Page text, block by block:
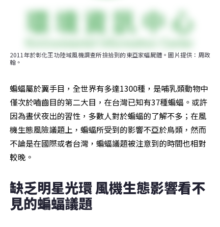
2011年於彰化王功陸域風機調查所撿拾到的東亞家蝠屍體。圖片提供：周政
翰。
蝙蝠屬於翼手目，全世界有多達1300種，是哺乳類動物中
僅次於嚙齒目的第二大目，在台灣已知有37種蝙蝠。或許
因為晝伏夜出的習性，多數人對於蝙蝠的了解不多；在風
機生態風險議題上，蝙蝠所受到的影響不亞於鳥類，然而
不論是在國際或者台灣，蝙蝠議題被注意到的時間也相對
較晚。
缺乏明星光環 風機生態影響看不
見的蝙蝠議題